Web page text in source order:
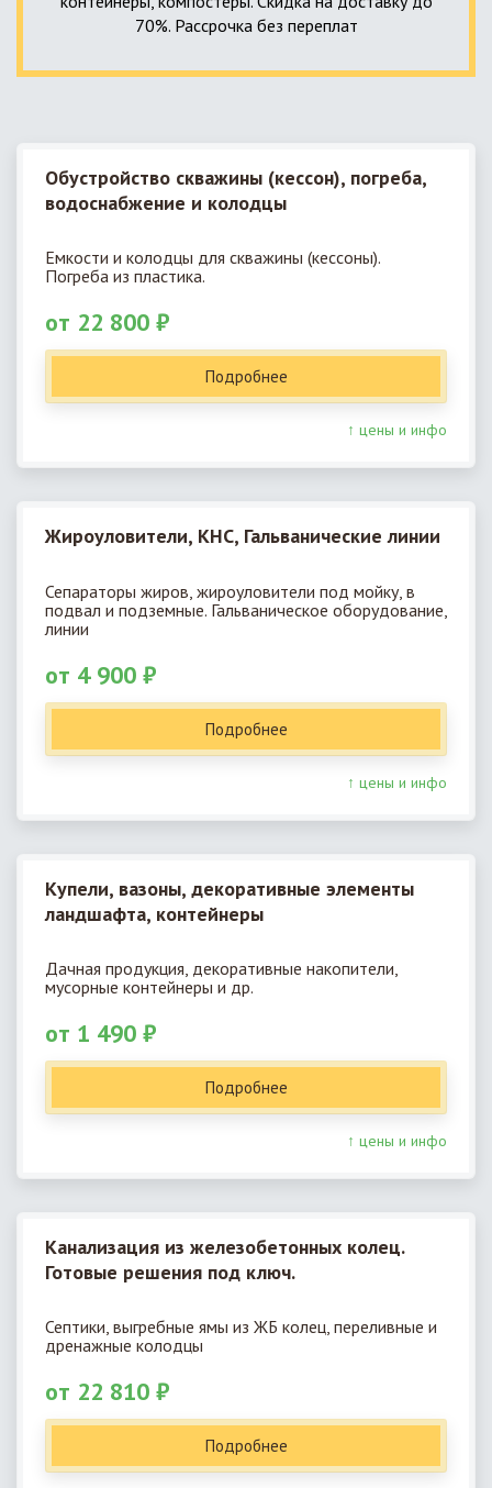
70%. Рассрочка без переплат
Обустройство скважины (кессон), погреба,
водоснабжение и колодцы
Емкости и колодцы для скважины (кессоны).
Погреба из пластика.
от 22 800 ₽
Подробнее
↑ цены и инфо
Жироуловители, КНС, Гальванические линии
Сепараторы жиров, жироуловители под мойку, в
подвал и подземные. Гальваническое оборудование,
линии
от 4 900 ₽
Подробнее
↑ цены и инфо
Купели, вазоны, декоративные элементы
ландшафта, контейнеры
Дачная продукция, декоративные накопители,
мусорные контейнеры и др.
от 1 490 ₽
Подробнее
↑ цены и инфо
Канализация из железобетонных колец.
Готовые решения под ключ.
Септики, выгребные ямы из ЖБ колец, переливные и
дренажные колодцы
от 22 810 ₽
Подробнее